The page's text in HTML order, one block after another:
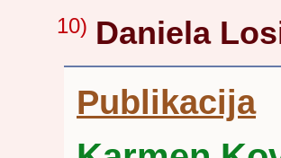
10) Daniela
Publikacija